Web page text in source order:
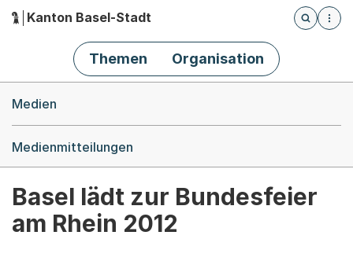
Hauptnavigation
Kanton Basel-Stadt
Öffnet
Themen Organisation
Medien
Medienmitteilungen
Basel lädt zur Bundesfeier
am Rhein 2012